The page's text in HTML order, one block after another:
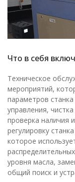
Что в себя
Техническое
мероприятий,
параметров
управления,
проверка наличия
регулировку
которое
уровня масла,
общий поиск и